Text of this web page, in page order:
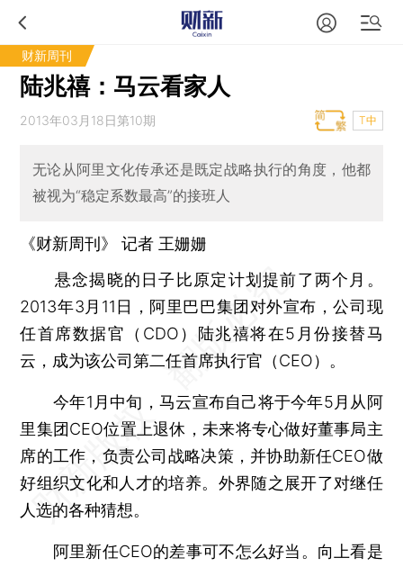
财新周刊
陆兆禧：马云看家人
2013年03月18日第10期 T中
无论从阿里文化传承还是既定战略执行的角度，他都
被视为“稳定系数最高”的接班人
《财新周刊》 记者 王姗姗
悬念揭晓的日子比原定计划提前了两个月。
2013年3月11日，阿里巴巴集团对外宣布，公司现
任首席数据官（CDO）陆兆禧将在5月份接替马
云，成为该公司第二任首席执行官（CEO）。
今年1月中旬，马云宣布自己将于今年5月从阿
里集团CEO位置上退休，未来将专心做好董事局主
席的工作，负责公司战略决策，并协助新任CEO做
好组织文化和人才的培养。外界随之展开了对继任
人选的各种猜想。
阿里新任CEO的差事可不怎么好当。向上看是